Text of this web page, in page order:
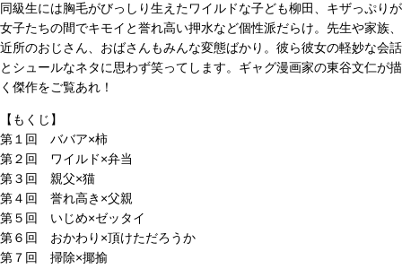
同級生には胸毛がびっしり生えたワイルドな子ども柳田、キザっぷりが
女子たちの間でキモイと誉れ高い押水など個性派だらけ。先生や家族、
近所のおじさん、おばさんもみんな変態ばかり。彼ら彼女の軽妙な会話
とシュールなネタに思わず笑ってします。ギャグ漫画家の東谷文仁が描
く傑作をご覧あれ！
【もくじ】
第１回 ババア×柿
第２回 ワイルド×弁当
第３回 親父×猫
第４回 誉れ高き×父親
第５回 いじめ×ゼッタイ
第６回 おかわり×頂けただろうか
第７回 掃除×揶揄